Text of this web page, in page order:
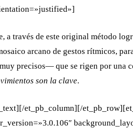
a través de este original método
arcano de gestos rítmicos,
precisos— que se rigen por una
son la clave.
et_pb_column][/